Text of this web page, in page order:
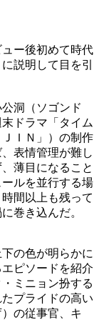
ー後初めて時代
説明して目を引
洞（ソゴンド
ドラマ「タイム
ＩＮ」）の制作
表情管理が難し
薄目になること
ルを並行する場
間以上も残って
巻き込んだ。
の色が明らかに
ピソードを紹介
ミニョン扮する
プライドの高い
の従事官、キ